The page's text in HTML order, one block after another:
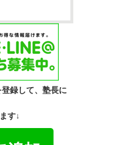
録して、塾長に
す↓